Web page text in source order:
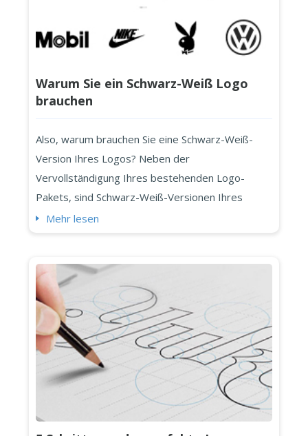
Warum Sie ein Schwarz-Weiß Logo
brauchen
Also, warum brauchen Sie eine Schwarz-Weiß-
Version Ihres Logos? Neben der
Vervollständigung Ihres bestehenden Logo-
Pakets, sind Schwarz-Weiß-Versionen Ihres
Logos tatsächlich sehr nützlich und werden heute
Printprodukten. Sie wurden verwendet, um
Tintengeld zu sparen, indem man
Schwarzweißpro...
Mehr lesen